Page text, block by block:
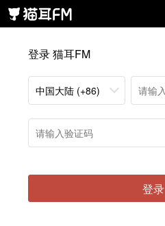
登录 猫耳FM
中国大陆 (+86)
登录